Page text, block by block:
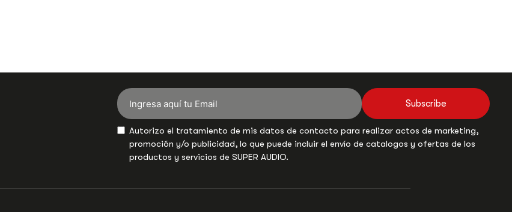
Subscribe
Autorizo el tratamiento de mis datos de contacto para realizar actos de marketing,
promoción y/o publicidad, lo que puede incluir el envío de catalogos y ofertas de los
productos y servicios de SUPER AUDIO.